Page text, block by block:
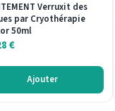
Verruxit des
par Cryothérapie
50ml
€
Ajouter